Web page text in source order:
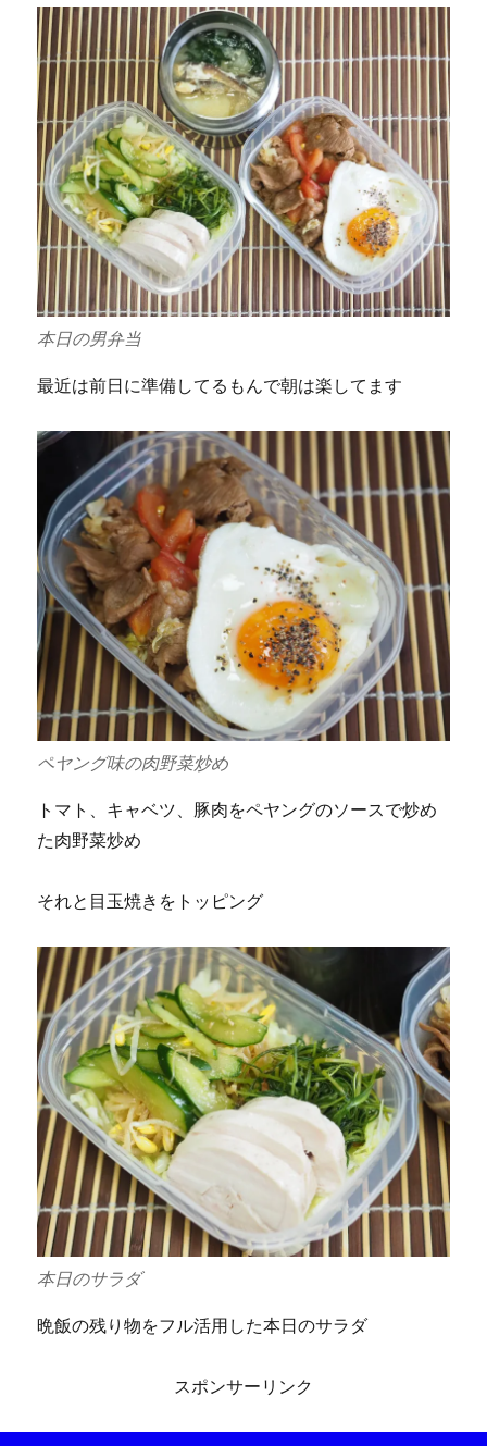
本日の男弁当
最近は前日に準備してるもんで朝は楽してます
ペヤング味の肉野菜炒め
トマト、キャベツ、豚肉をペヤングのソースで炒め
た肉野菜炒め
それと目玉焼きをトッピング
本日のサラダ
晩飯の残り物をフル活用した本日のサラダ
スポンサーリンク